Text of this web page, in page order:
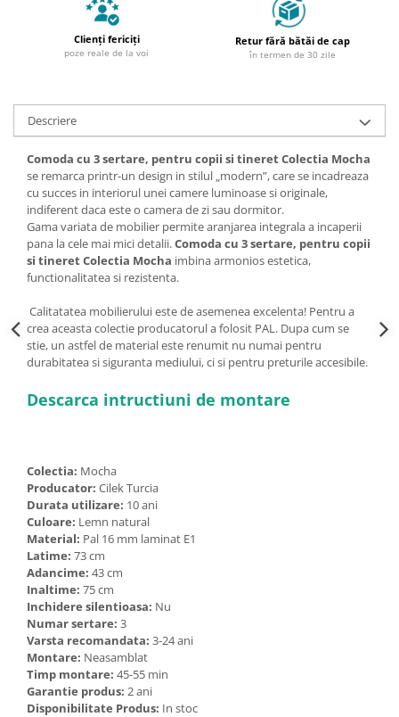
Clienți fericiți
poze reale de la voi
Retur fără bătăi de cap
în termen de 30 zile
Descriere
Comoda cu 3 sertare, pentru copii si tineret Colectia Mocha
se remarca printr-un design in stilul „modern”, care se incadreaza
cu succes in interiorul unei camere luminoase si originale,
indiferent daca este o camera de zi sau dormitor.
Gama variata de mobilier permite aranjarea integrala a incaperii
pana la cele mai mici detalii.Comoda cu 3 sertare, pentru copii
si tineret Colectia Mocha imbina armonios estetica,
functionalitatea si rezistenta.
Calitatatea mobilierului este de asemenea excelenta! Pentru a
crea aceasta colectie producatorul a folosit PAL. Dupa cum se
stie, un astfel de material este renumit nu numai pentru
durabitatea si siguranta mediului, ci si pentru preturile accesibile.
Descarca intructiuni de montare
Colectia: Mocha
Producator: Cilek Turcia
Durata utilizare: 10 ani
Culoare: Lemn natural
Material: Pal 16 mm laminat E1
Latime: 73 cm
Adancime: 43 cm
Inaltime: 75 cm
Inchidere silentioasa: Nu
Numar sertare: 3
Varsta recomandata: 3-24 ani
Montare: Neasamblat
Timp montare: 45-55 min
Garantie produs: 2 ani
Disponibilitate Produs: In stoc